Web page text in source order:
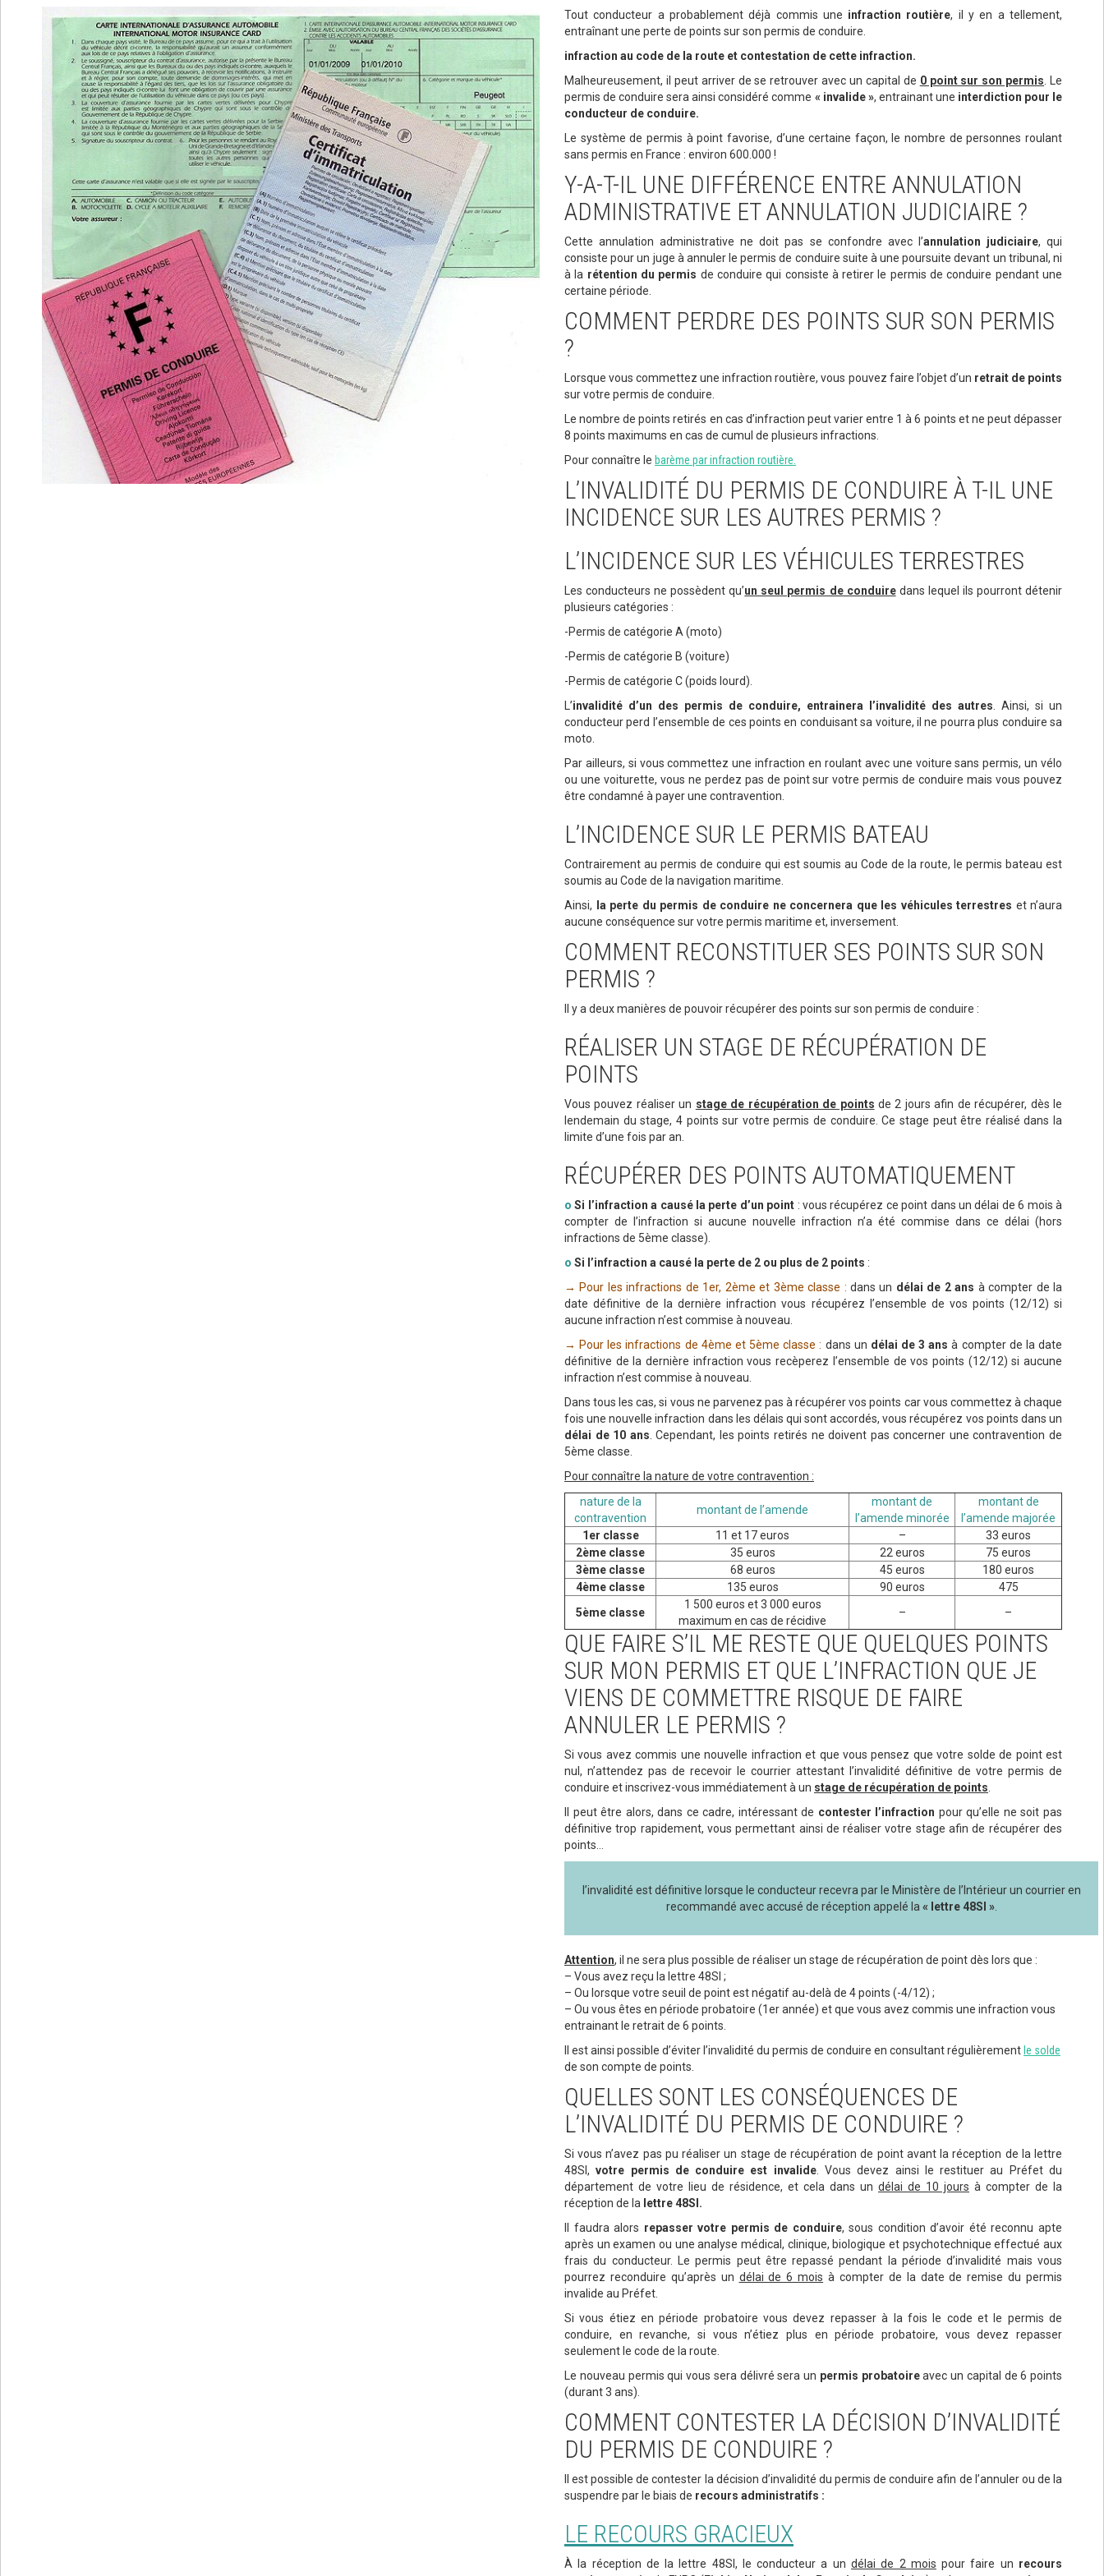
Tout conducteur a probablement déjà commis une infraction routière, il y en a tellement,
entraînant une perte de points sur son permis de conduire.
infraction au code de la route et contestation de cette infraction.
Malheureusement, il peut arriver de se retrouver avec un capital de 0 point sur son permis . Le
permis de conduire sera ainsi considéré comme « invalide », entrainant une interdiction pour le
conducteur de conduire.
Le système de permis à point favorise, d’une certaine façon, le nombre de personnes roulant
sans permis en France : environ 600.000 !
Y-A-T-IL UNE DIFFÉRENCE ENTRE ANNULATION
ADMINISTRATIVE ET ANNULATION JUDICIAIRE ?
Cette annulation administrative ne doit pas se confondre avec l’annulation judiciaire, qui
consiste pour un juge à annuler le permis de conduire suite à une poursuite devant un tribunal, ni
à la rétention du permis de conduire qui consiste à retirer le permis de conduire pendant une
certaine période.
COMMENT PERDRE DES POINTS SUR SON PERMIS
?
Lorsque vous commettez une infraction routière, vous pouvez faire l’objet d’un retrait de points
sur votre permis de conduire.
Le nombre de points retirés en cas d’infraction peut varier entre 1 à 6 points et ne peut dépasser
8 points maximums en cas de cumul de plusieurs infractions.
Pour connaître le barème par infraction routière.
L’INVALIDITÉ DU PERMIS DE CONDUIRE À T-IL UNE
INCIDENCE SUR LES AUTRES PERMIS ?
L’INCIDENCE SUR LES VÉHICULES TERRESTRES
Les conducteurs ne possèdent qu’un seul permis de conduiredans lequel ils pourront détenir
plusieurs catégories :
-Permis de catégorie A (moto)
-Permis de catégorie B (voiture)
-Permis de catégorie C (poids lourd).
L’invalidité d’un des permis de conduire, entrainera l’invalidité des autres . Ainsi, si un
conducteur perd l’ensemble de ces points en conduisant sa voiture, il ne pourra plus conduire sa
moto.
Par ailleurs, si vous commettez une infraction en roulant avec une voiture sans permis, un vélo
ou une voiturette, vous ne perdez pas de point sur votre permis de conduire mais vous pouvez
être condamné à payer une contravention.
L’INCIDENCE SUR LE PERMIS BATEAU
Contrairement au permis de conduire qui est soumis au Code de la route, le permis bateau est
soumis au Code de la navigation maritime.
Ainsi,
la perte du permis de conduire ne concernera que les véhicules terrestres et n’aura
aucune conséquence sur votre permis maritime et, inversement.
COMMENT RECONSTITUER SES POINTS SUR SON
PERMIS ?
Il y a deux manières de pouvoir récupérer des points sur son permis de conduire :
RÉALISER UN STAGE DE RÉCUPÉRATION DE
POINTS
Vous pouvez réaliser un stage de récupération de points de 2 jours afin de récupérer, dès le
lendemain du stage, 4 points sur votre permis de conduire. Ce stage peut être réalisé dans la
limite d’une fois par an.
RÉCUPÉRER DES POINTS AUTOMATIQUEMENT
o Si l’infraction a causé la perte d’un point : vous récupérez ce point dans un délai de 6 mois à
compter de l’infraction si aucune nouvelle infraction n’a été commise dans ce délai (hors
infractions de 5ème classe).
o Si l’infraction a causé la perte de 2 ou plus de 2 points :
→ Pour les infractions de 1er, 2ème et 3ème classe : dans un délai de 2 ans à compter de la
date définitive de la dernière infraction vous récupérez l’ensemble de vos points (12/12) si
aucune infraction n’est commise à nouveau.
→ Pour les infractions de 4ème et 5ème classe : dans un délai de 3 ans à compter de la date
définitive de la dernière infraction vous recèperez l’ensemble de vos points (12/12) si aucune
infraction n’est commise à nouveau.
Dans tous les cas, si vous ne parvenez pas à récupérer vos points car vous commettez à chaque
fois une nouvelle infraction dans les délais qui sont accordés, vous récupérez vos points dans un
délai de 10 ans . Cependant, les points retirés ne doivent pas concerner une contravention de
5ème classe.
Pour connaître la nature de votre contravention :
nature de la
contravention
montant de l’amende
montant de
l’amende minorée
montant de
l’amende majorée
1er classe
11 et 17 euros –
33 euros
2ème classe
35 euros 22 euros
75 euros
3ème classe
68 euros 45 euros
180 euros
4ème classe
135 euros 90 euros
475
5ème classe
1 500 euros et 3 000 euros
maximum en cas de récidive
– –
QUE FAIRE S’IL ME RESTE QUE QUELQUES POINTS
SUR MON PERMIS ET QUE L’INFRACTION QUE JE
VIENS DE COMMETTRE RISQUE DE FAIRE
ANNULER LE PERMIS ?
Si vous avez commis une nouvelle infraction et que vous pensez que votre solde de point est
nul, n’attendez pas de recevoir le courrier attestant l’invalidité définitive de votre permis de
conduire et inscrivez-vous immédiatement à un stage de récupération de points
Il peut être alors, dans ce cadre, intéressant de contester l’infraction pour qu’elle ne soit pas
définitive trop rapidement, vous permettant ainsi de réaliser votre stage afin de récupérer des
points…
l’invalidité est définitive lorsque le conducteur recevra par le Ministère de l’Intérieur un courrier en
recommandé avec accusé de réception appelé la « lettre 48SI ».
Attention, il ne sera plus possible de réaliser un stage de récupération de point dès lors que :
– Vous avez reçu la lettre 48SI ;
– Ou lorsque votre seuil de point est négatif au-delà de 4 points (-4/12) ;
– Ou vous êtes en période probatoire (1er année) et que vous avez commis une infraction vous
entrainant le retrait de 6 points.
Il est ainsi possible d’éviter l’invalidité du permis de conduire en consultant régulièrement le solde
de son compte de points.
QUELLES SONT LES CONSÉQUENCES DE
L’INVALIDITÉ DU PERMIS DE CONDUIRE ?
Si vous n’avez pas pu réaliser un stage de récupération de point avant la réception de la lettre
48SI,votre permis de conduire est invalide. Vous devez ainsi le restituer au Préfet du
département de votre lieu de résidence, et cela dans un délai de 10 jours à compter de la
réception de la lettre 48SI.
Il faudra alors repasser votre permis de conduire, sous condition d’avoir été reconnu apte
après un examen ou une analyse médical, clinique, biologique et psychotechnique effectué aux
frais du conducteur. Le permis peut être repassé pendant la période d’invalidité mais vous
pourrez reconduire qu’après un délai de 6 mois à compter de la date de remise du permis
invalide au Préfet.
Si vous étiez en période probatoire vous devez repasser à la fois le code et le permis de
conduire, en revanche, si vous n’étiez plus en période probatoire, vous devez repasser
seulement le code de la route.
Le nouveau permis qui vous sera délivré sera un permis probatoireavec un capital de 6 points
(durant 3 ans).
COMMENT CONTESTER LA DÉCISION D’INVALIDITÉ
DU PERMIS DE CONDUIRE ?
Il est possible de contester la décision d’invalidité du permis de conduire afin de l’annuler ou de la
suspendre par le biais de recours administratifs :
LE RECOURS GRACIEUX
À la réception de la lettre 48SI, le conducteur a undélai de 2 mois pour faire un recours